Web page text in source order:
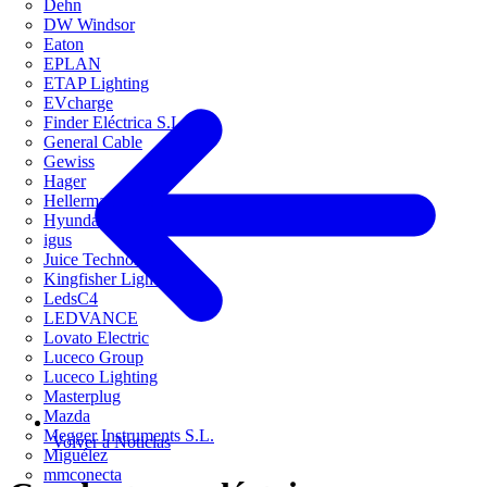
Dehn
DW Windsor
Eaton
EPLAN
ETAP Lighting
EVcharge
Finder Eléctrica S.L.U
General Cable
Gewiss
Hager
HellermannTyton
Hyundai Electric
igus
Juice Technology
Kingfisher Lighting
LedsC4
LEDVANCE
Lovato Electric
Luceco Group
Luceco Lighting
Masterplug
Mazda
Megger Instruments S.L.
Miguélez
mmconecta
Volver a Noticias